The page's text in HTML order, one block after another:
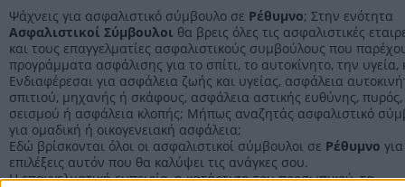
Τηλέφωνο: 2831026485
Στοιχεία αναζήτησης:Ασφαλιστικοί Σύμβουλοι ,
Ψάχνεις για ασφαλιστικό σύμβουλο σε Ρέθυμνο; Στην ενότητα
Ασφαλιστικοί Σύμβουλοι θα βρεις όλες τις ασφαλιστικές
και τους επαγγελματίες ασφαλιστικούς συμβούλους που
προγράμματα ασφάλισης για το σπίτι, το αυτοκίνητο, την υγεία,
Ενδιαφέρεσαι για ασφάλεια ζωής και υγείας, ασφάλεια
σπιτιού, μηχανής ή σκάφους, ασφάλεια αστικής ευθύνης, πυρός,
σεισμού ή ασφάλεια κλοπής; Μήπως αναζητάς ασφαλιστικό
για ομαδική ή οικογενειακή ασφάλεια;
Εδώ βρίσκονται όλοι οι ασφαλιστικοί σύμβουλοι σε Ρέθυμνο
επιλέξεις αυτόν που θα καλύψει τις ανάγκες σου.
Η επαγγελματική εμπειρία, η κατάρτιση του προσωπικού, τα